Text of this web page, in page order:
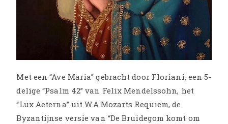
Met een “Ave Maria” gebracht door Floriani, een 5-
delige “Psalm 42” van Felix Mendelssohn, het
“Lux Aeterna” uit W.A.Mozarts Requiem, de
Byzantijnse versie van “De Bruidegom komt om